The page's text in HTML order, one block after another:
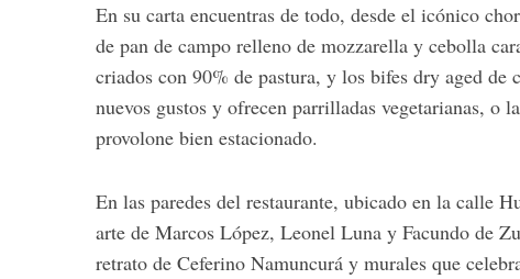
En su carta encuentras de todo, desde el icónico
de pan de campo relleno de mozzarella y cebolla
criados con 90% de pastura, y los bifes dry aged de
nuevos gustos y ofrecen parrilladas vegetarianas, o
provolone bien estacionado.
En las paredes del restaurante, ubicado en la calle
arte de Marcos López, Leonel Luna y Facundo de
retrato de Ceferino Namuncurá y murales que
S
a
r